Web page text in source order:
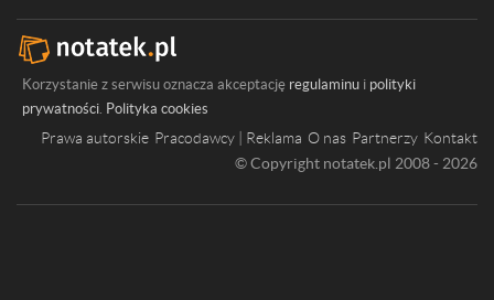
Korzystanie z serwisu oznacza akceptację regulaminu i polityki
prywatności. Polityka cookies
Prawa autorskie Pracodawcy | Reklama O nas Partnerzy Kontakt
© Copyright notatek.pl 2008 - 2026